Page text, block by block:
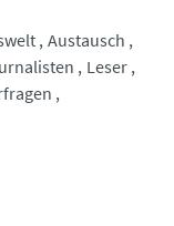
Austausch
Leser